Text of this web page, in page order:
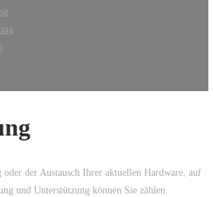
oder der Austausch Ihrer aktuellen Hardware, auf
und Unterstützung können Sie zählen.